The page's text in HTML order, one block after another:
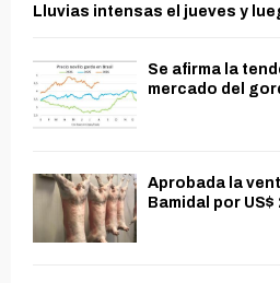
Lluvias intensas el jueves y
Se afirma la
mercado del
Aprobada la
Bamidal por US$